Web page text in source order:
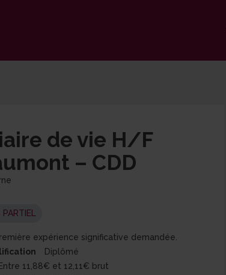
de vie H/F
– CDD
expérience significative demandée.
Diplômé
11,88€ et 12,11€ brut